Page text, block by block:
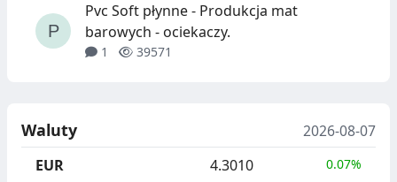
Pvc Soft płynne - Produkcja mat
barowych - ociekaczy.
1 39571
Waluty
2026-08-07
EUR
4.3010 0.07%